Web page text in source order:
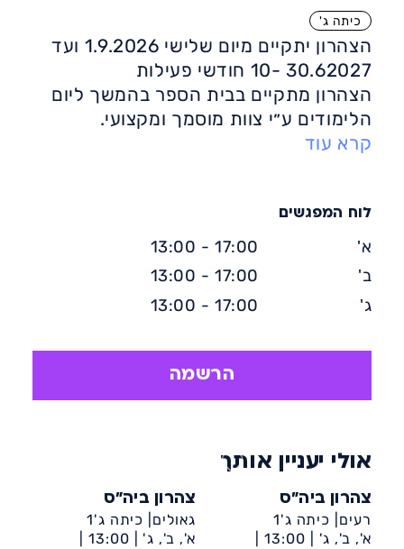
כיתה ג'
הצהרון יתקיים מיום שלישי 1.9.2026 ועד
30.62027 -10 חודשי פעילות
הצהרון מתקיים בבית הספר בהמשך ליום
הלימודים ע״י צוות מוסמך ומקצועי.
במסגרת הצהרון מקבלים הילדים ארוחת
משחקים, יצירה והפעלות חברתיות מהנות .
קרא עוד
הרשמה
לוח המפגשים
א'
17:00 - 13:00
ב'
17:00 - 13:00
ג'
17:00 - 13:00
אולי יעניין אותך
צהרון ביה״ס
רעים| כיתה ג'1
א', ב', ג' | 13:00 |
צהרון ביה״ס
גאולים| כיתה ג'1
א', ב', ג' | 13:00 |